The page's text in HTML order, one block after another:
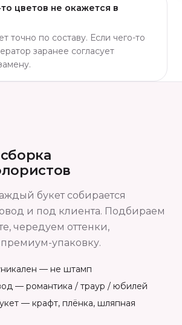
цветов не окажется в
точно по составу. Если чего-то
заранее согласует
букет собирается
и под клиента. Подбираем
чередуем оттенки,
упаковку.
— не штамп
— романтика / траур / юбилей
— крафт, плёнка, шляпная